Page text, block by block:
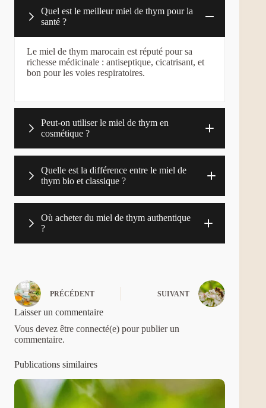
Quel est le meilleur miel de thym pour la
santé ?
Le miel de thym marocain est réputé pour sa
richesse médicinale : antiseptique, cicatrisant, et
bon pour les voies respiratoires.
Peut-on utiliser le miel de thym en
cosmétique ?
Quelle est la différence entre le miel de
thym bio et classique ?
Où acheter du miel de thym authentique
?
PRÉCÉDENT SUIVANT
Laisser un commentaire
Vous devez être connecté(e) pour publier un
commentaire.
Publications similaires